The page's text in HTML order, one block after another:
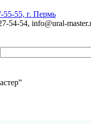
55-55, г. Пермь
54-54, info@ural-